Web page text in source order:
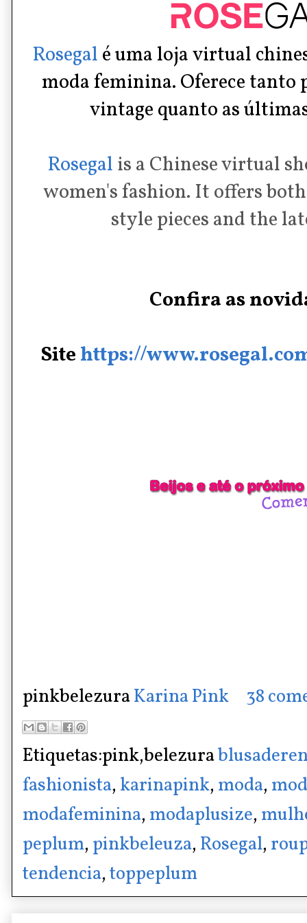
Rosegalé uma lojavirtual
moda feminina. Oferece tanto
vintage quanto as
Rosegalis a Chinese virtual
women's fashion. It offers
style pieces and the
Confira as
Sitehttps://
pinkbelezuraKarina Pink 38
Etiquetas:pink,belezura
fashionista, karinapink, moda,
modafeminina, modaplusize,
peplum, pinkbeleuza, Rosegal,
tendencia,toppeplum